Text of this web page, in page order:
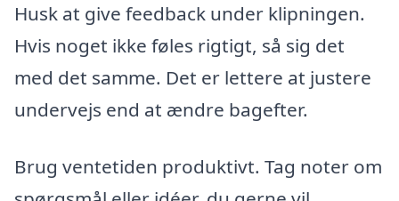
Husk at give feedback under klipningen.
Hvis noget ikke føles rigtigt, så sig det
med det samme. Det er lettere at justere
undervejs end at ændre bagefter.
Brug ventetiden produktivt. Tag noter om